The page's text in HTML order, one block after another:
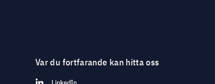
Var du fortfarande kan hitta oss